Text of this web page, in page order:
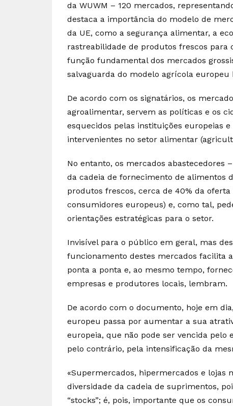
da WUWM – 120 mercados,
destaca a importância do modelo de
da UE, como a segurança alimentar, a
rastreabilidade de produtos frescos para
função fundamental dos mercados
salvaguarda do modelo agrícola europeu
De acordo com os signatários, os
agroalimentar, servem as políticas e os
esquecidos pelas instituições europeias
intervenientes no setor alimentar
No entanto, os mercados
da cadeia de fornecimento de alimentos
produtos frescos, cerca de 40% da
consumidores europeus) e, como tal,
orientações estratégicas para o setor.
Invisível para o público em geral, mas
funcionamento destes mercados facilita
ponta a ponta e, ao mesmo tempo,
empresas e produtores locais, lembram.
De acordo com o documento, hoje em
europeu passa por aumentar a sua
europeia, que não pode ser vencida
pelo contrário, pela intensificação da
«Supermercados, hipermercados e
diversidade da cadeia de suprimentos,
“stocks”; é, pois, importante que os